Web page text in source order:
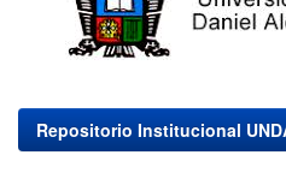
Repositorio Institucional